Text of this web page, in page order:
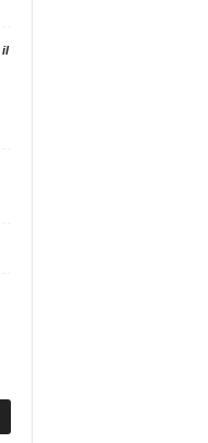
il